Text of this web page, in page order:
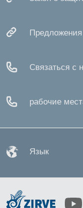
Связаться с
рабочие
Язык